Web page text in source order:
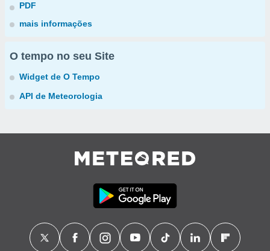
PDF
mais informações
O tempo no seu Site
Widget de O Tempo
API de Meteorologia